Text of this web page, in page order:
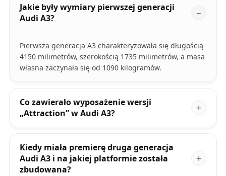
Jakie były wymiary pierwszej generacji
Audi A3?
Pierwsza generacja A3 charakteryzowała się długością
4150 milimetrów, szerokością 1735 milimetrów, a masa
własna zaczynała się od 1090 kilogramów.
Co zawierało wyposażenie wersji
„Attraction” w Audi A3?
Kiedy miała premierę druga generacja
Audi A3 i na jakiej platformie została
zbudowana?